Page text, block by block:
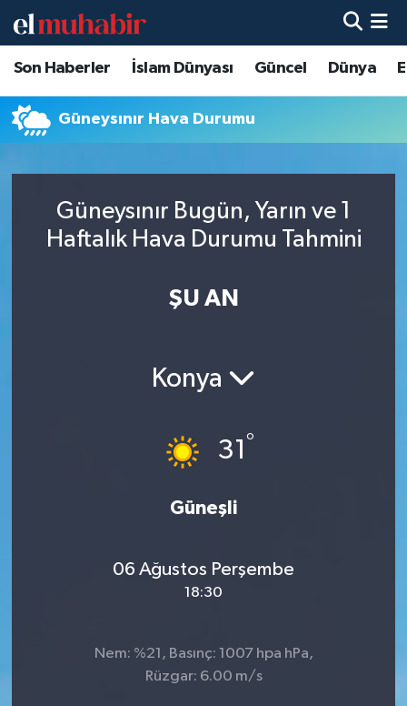
Son Haberler İslam Dünyası Güncel Dünya
Güneysınır Hava Durumu
Güneysınır Bugün, Yarın ve 1
Haftalık Hava Durumu Tahmini
ŞU AN
Konya
31°
Güneşli
06 Ağustos Perşembe
18:30
Nem: %21, Basınç: 1007 hpa hPa,
Rüzgar: 6.00 m/s
Hava Durumu
Trafik Durumu
Tüm Manşetler